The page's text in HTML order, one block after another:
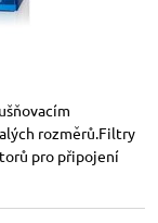
rozměrů.Filtry
pro připojení